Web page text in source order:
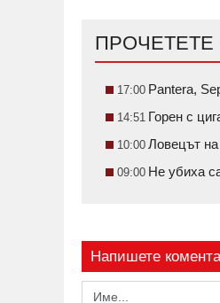
17:00 Pantera,
14:51 Горен с
10:00 Ловецът
09:00 Не убиха
Напишете